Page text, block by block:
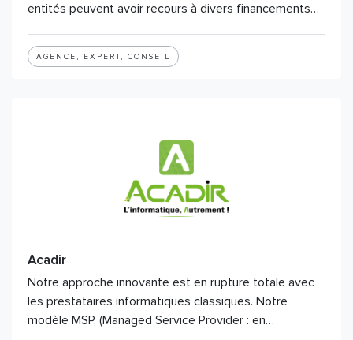
entités peuvent avoir recours à divers financements…
AGENCE, EXPERT, CONSEIL
Acadir
Notre approche innovante est en rupture totale avec
les prestataires informatiques classiques. Notre
modèle MSP, (Managed Service Provider : en…